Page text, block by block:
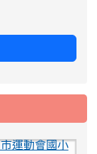
、五年級常
運動會國小